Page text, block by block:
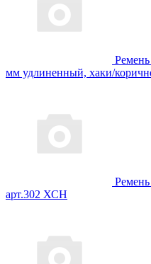
мм удлиненный, хаки/
арт.302 ХСН